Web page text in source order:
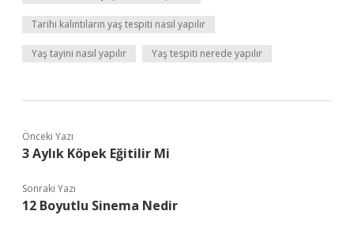
Tarihi kalıntıların yaş tespiti nasıl yapılır
Yaş tayini nasıl yapılır Yaş tespiti nerede yapılır
Önceki Yazı
3 Aylık Köpek Eğitilir Mi
Sonraki Yazı
12 Boyutlu Sinema Nedir